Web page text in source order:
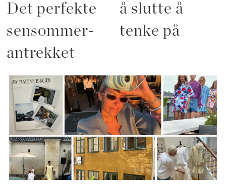
Det perfekte
sensommer-
antrekket
å slutte å
tenke på